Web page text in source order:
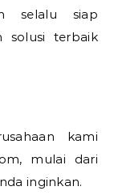
selalu siap
solusi terbaik
kami
mulai dari
inginkan.